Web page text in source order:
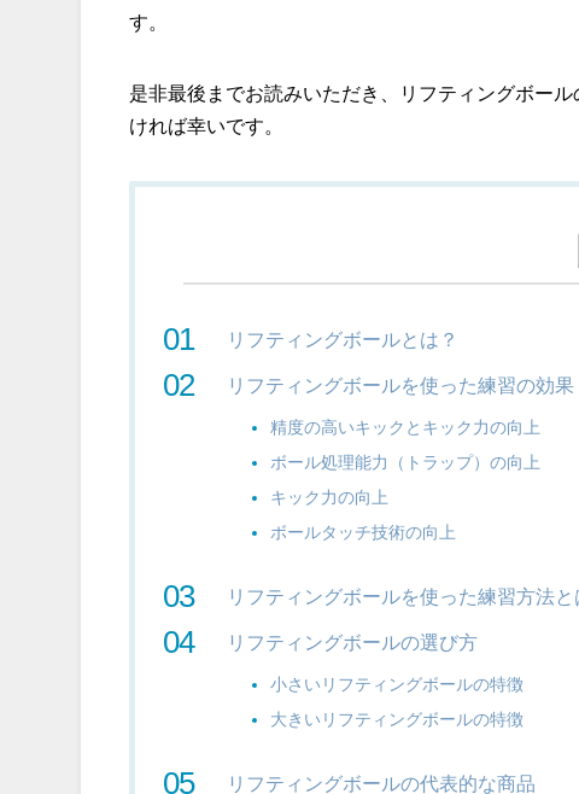
す。
是非最後までお読みいただき、リフティングボー
ければ幸いです。
リフティングボールとは？
リフティングボールを使った練習の効果
精度の高いキックとキック力の向上
ボール処理能力（トラップ）の向上
キック力の向上
ボールタッチ技術の向上
リフティングボールを使った練習方法と
リフティングボールの選び方
小さいリフティングボールの特徴
大きいリフティングボールの特徴
リフティングボールの代表的な商品